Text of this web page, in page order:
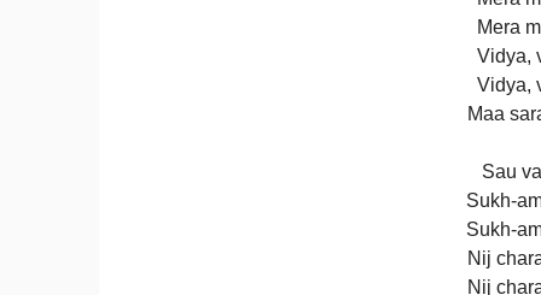
Mera
Vidya,
Vidya,
Maa
Sau
Sukh-
Sukh-
Nij
Nij